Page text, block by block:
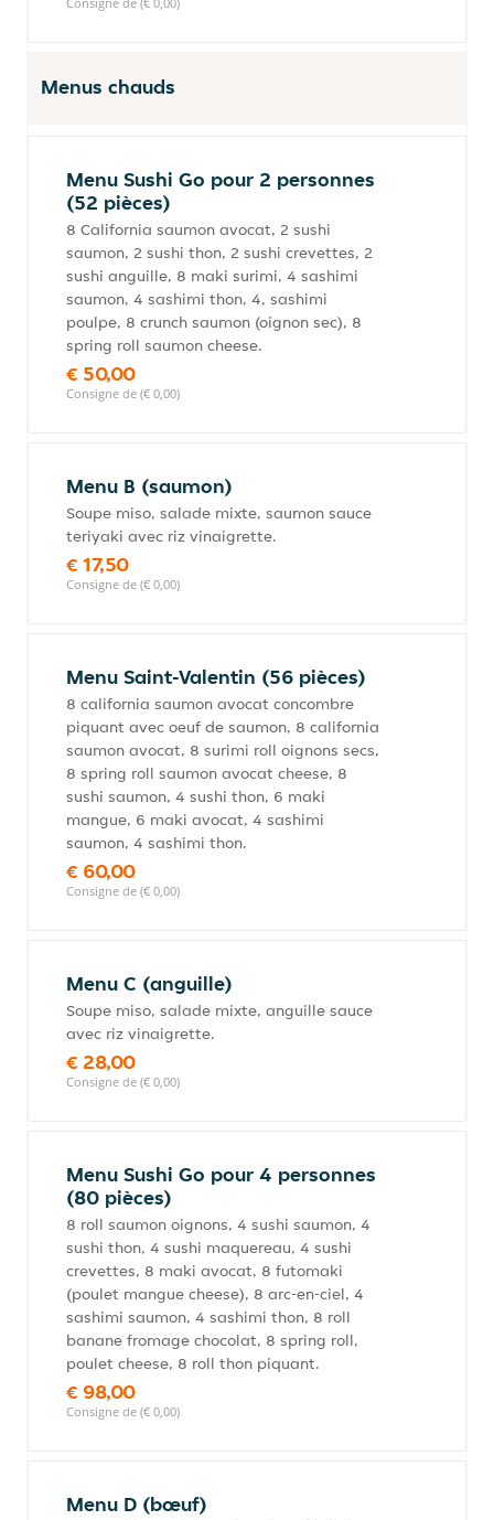
Menus chauds
Menu Sushi Go pour 2 personnes
(52 pièces)
8 California saumon avocat, 2 sushi
saumon, 2 sushi thon, 2 sushi crevettes, 2
sushi anguille, 8 maki surimi, 4 sashimi
saumon, 4 sashimi thon, 4, sashimi
poulpe, 8 crunch saumon (oignon sec), 8
spring roll saumon cheese.
€ 50,00
Consigne de (€ 0,00)
Menu B (saumon)
Soupe miso, salade mixte, saumon sauce
teriyaki avec riz vinaigrette.
€ 17,50
Consigne de (€ 0,00)
Menu Saint-Valentin (56 pièces)
8 california saumon avocat concombre
piquant avec oeuf de saumon, 8 california
saumon avocat, 8 surimi roll oignons secs,
8 spring roll saumon avocat cheese, 8
sushi saumon, 4 sushi thon, 6 maki
mangue, 6 maki avocat, 4 sashimi
saumon, 4 sashimi thon.
€ 60,00
Consigne de (€ 0,00)
Menu C (anguille)
Soupe miso, salade mixte, anguille sauce
avec riz vinaigrette.
€ 28,00
Consigne de (€ 0,00)
Menu Sushi Go pour 4 personnes
(80 pièces)
8 roll saumon oignons, 4 sushi saumon, 4
sushi thon, 4 sushi maquereau, 4 sushi
crevettes, 8 maki avocat, 8 futomaki
(poulet mangue cheese), 8 arc-en-ciel, 4
sashimi saumon, 4 sashimi thon, 8 roll
banane fromage chocolat, 8 spring roll,
poulet cheese, 8 roll thon piquant.
€ 98,00
Consigne de (€ 0,00)
Menu D (bœuf)